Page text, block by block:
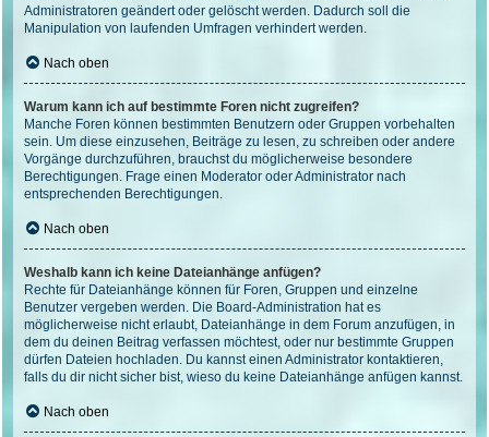
Administratoren geändert oder gelöscht werden. Dadurch soll die
Manipulation von laufenden Umfragen verhindert werden.
Nach oben
Warum kann ich auf bestimmte Foren nicht zugreifen?
Manche Foren können bestimmten Benutzern oder Gruppen vorbehalten
sein. Um diese einzusehen, Beiträge zu lesen, zu schreiben oder andere
Vorgänge durchzuführen, brauchst du möglicherweise besondere
Berechtigungen. Frage einen Moderator oder Administrator nach
entsprechenden Berechtigungen.
Nach oben
Weshalb kann ich keine Dateianhänge anfügen?
Rechte für Dateianhänge können für Foren, Gruppen und einzelne
Benutzer vergeben werden. Die Board-Administration hat es
möglicherweise nicht erlaubt, Dateianhänge in dem Forum anzufügen, in
dem du deinen Beitrag verfassen möchtest, oder nur bestimmte Gruppen
dürfen Dateien hochladen. Du kannst einen Administrator kontaktieren,
falls du dir nicht sicher bist, wieso du keine Dateianhänge anfügen kannst.
Nach oben